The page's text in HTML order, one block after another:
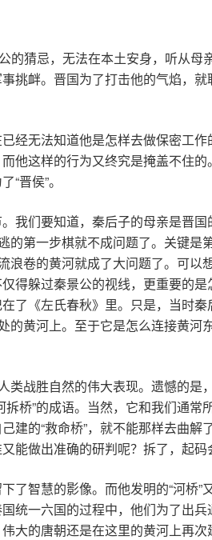
猜忌，无法在本土安身，听从母
挑衅。晋国为了打击他的气焰，
经无法知道他是怎样去做保密工
他这样的行为又终究是掩盖不住
晋侯”。
我们要知道，秦后子的母亲是晋
第一步棋就不成问题了。关键
浪卷的黄河就成了大问题了。可
得躲过秦景公的视线，更重要的
了《左氏春秋》里。只是，当时
的黄河上。至于它是怎么连接黄
类战胜自然的伟大表现。遗憾的
桥”的成语。当然，它和我们通
建的“救命桥”，就不能那样去曲
做出准确的研判呢？拆了，起码
了智慧的影像。而他发明的“河桥
统一六国的过程中，他们为了出
大的唐朝还是在这里的黄河上